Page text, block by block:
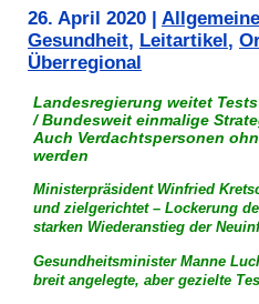
26. April 2020
Gesundheit, Leitartikel ,
Überregional
Landesregierung weitet
/ Bundesweit einmalige
Auch Verdachtspersonen
werden
Ministerpräsident Winfried
und zielgerichtet – Lockerung
starken Wiederanstieg der
Gesundheitsminister Manne
breit angelegte, aber gezielte